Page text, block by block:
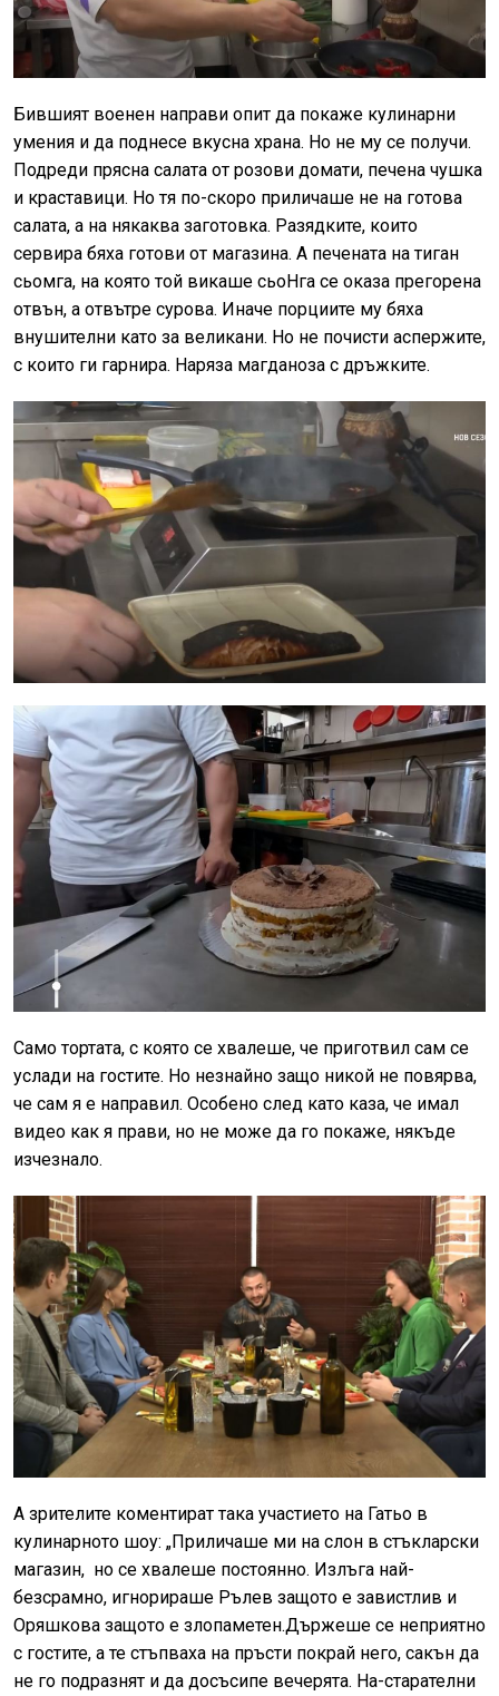
Бившият военен направи опит да покаже кулинарни
умения и да поднесе вкусна храна. Но не му се получи.
Подреди прясна салата от розови домати, печена чушка
и краставици. Но тя по-скоро приличаше не на готова
салата, а на някаква заготовка. Разядките, които
сервира бяха готови от магазина. А печената на тиган
сьомга, на която той викаше сьоНга се оказа прегорена
отвън, а отвътре сурова. Иначе порциите му бяха
внушителни като за великани. Но не почисти аспержите,
с които ги гарнира. Наряза магданоза с дръжките.
Само тортата, с която се хвалеше, че приготвил сам се
услади на гостите. Но незнайно защо никой не повярва,
че сам я е направил. Особено след като каза, че имал
видео как я прави, но не може да го покаже, някъде
изчезнало.
А зрителите коментират така участието на Гатьо в
кулинарното шоу: „Приличаше ми на слон в стъкларски
магазин, но се хвалеше постоянно. Излъга най-
безсрамно, игнорираше Рълев защото е завистлив и
Оряшкова защото е злопаметен.Държеше се неприятно
с гостите, а те стъпваха на пръсти покрай него, сакън да
не го подразнят и да досъсипе вечерята. На-старателни